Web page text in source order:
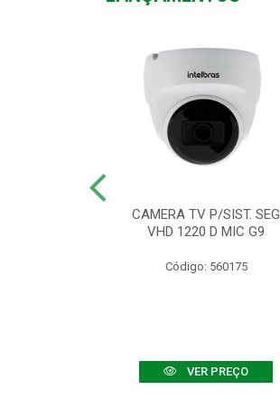
CAMERA TV P/SIST. SEG
VHD 1220 D MIC G9
Código: 560175
VER PREÇO